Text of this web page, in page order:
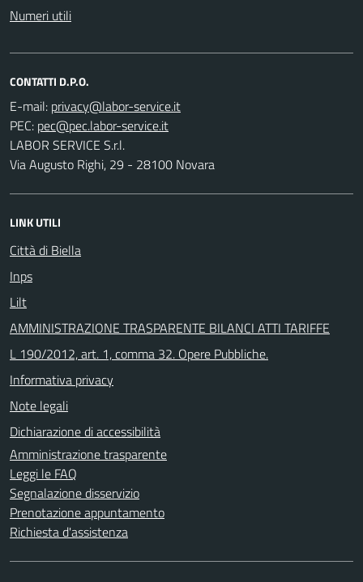
Numeri utili
CONTATTI D.P.O.
E-mail:
PEC:
LABOR SERVICE S.r.l.
Via Augusto Righi, 29 - 28100 Novara
LINK UTILI
Città di Biella
Inps
Lilt
AMMINISTRAZIONE TRASPARENTE BILANCI ATTI TARIFFE
L 190/2012, art. 1, comma 32. Opere Pubbliche.
Informativa privacy
Note legali
Dichiarazione di accessibilità
Amministrazione trasparente
Leggi le FAQ
Segnalazione disservizio
Prenotazione appuntamento
Richiesta d'assistenza